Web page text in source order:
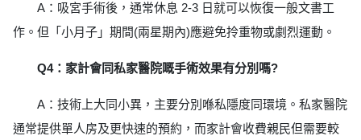
A：吸宮手術後，通常休息 2-3 日就可以恢復一般文書工
作。但「小月子」期間(兩星期內)應避免拎重物或劇烈運動。
Q4：家計會同私家醫院嘅手術效果有分別嗎?
A：技術上大同小異，主要分別喺私隱度同環境。私家醫院
通常提供單人房及更快速的預約，而家計會收費親民但需要較